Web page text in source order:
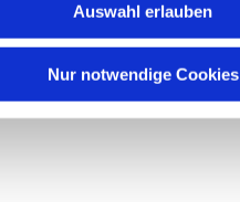
Auswahl erlauben
Nur notwendige Cookies